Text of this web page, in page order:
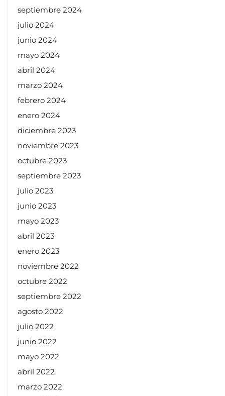
septiembre 2024
julio 2024
junio 2024
mayo 2024
abril 2024
marzo 2024
febrero 2024
enero 2024
diciembre 2023
noviembre 2023
octubre 2023
septiembre 2023
julio 2023
junio 2023
mayo 2023
abril 2023
enero 2023
noviembre 2022
octubre 2022
septiembre 2022
agosto 2022
julio 2022
junio 2022
mayo 2022
abril 2022
marzo 2022